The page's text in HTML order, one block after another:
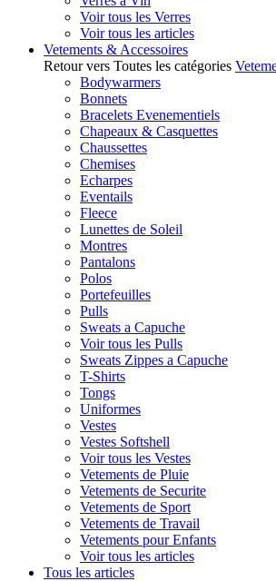
Voir tous les Verres
Voir tous les articles
Vetements & Accessoires
Retour vers Toutes les catégories
Bodywarmers
Bonnets
Bracelets Evenementiels
Chapeaux & Casquettes
Chaussettes
Chemises
Echarpes
Eventails
Fleece
Lunettes de Soleil
Montres
Pantalons
Polos
Portefeuilles
Pulls
Sweats a Capuche
Voir tous les Pulls
Sweats Zippes a Capuche
T-Shirts
Tongs
Uniformes
Vestes
Vestes Softshell
Voir tous les Vestes
Vetements de Pluie
Vetements de Securite
Vetements de Sport
Vetements de Travail
Vetements pour Enfants
Voir tous les articles
Tous les articles